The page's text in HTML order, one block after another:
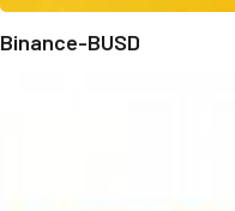
Binance-BUSD